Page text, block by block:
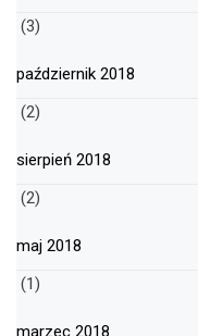
(3)
październik 2018
(2)
sierpień 2018
(2)
maj 2018
(1)
marzec 2018